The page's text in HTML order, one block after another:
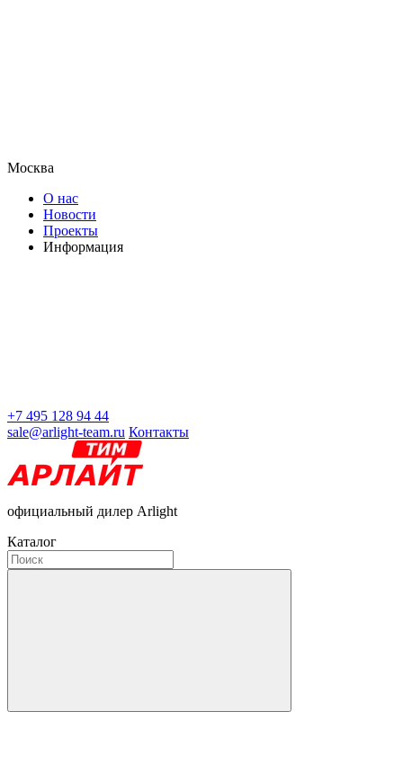
Москва
О нас
Новости
Проекты
Информация
+7 495 128 94 44
sale@arlight-team.ru Контакты
официальный дилер Arlight
Каталог